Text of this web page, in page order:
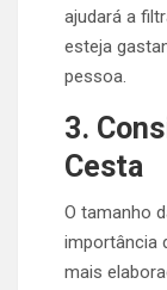
ajudará a
esteja
pessoa.
3.
Cesta
O tamanho
importância
mais